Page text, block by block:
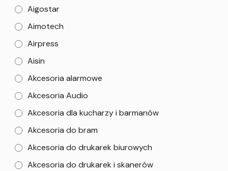
Aigostar
Aimotech
Airpress
Aisin
Akcesoria alarmowe
Akcesoria Audio
Akcesoria dla kucharzy i barmanów
Akcesoria do bram
Akcesoria do drukarek biurowych
Akcesoria do drukarek i skanerów